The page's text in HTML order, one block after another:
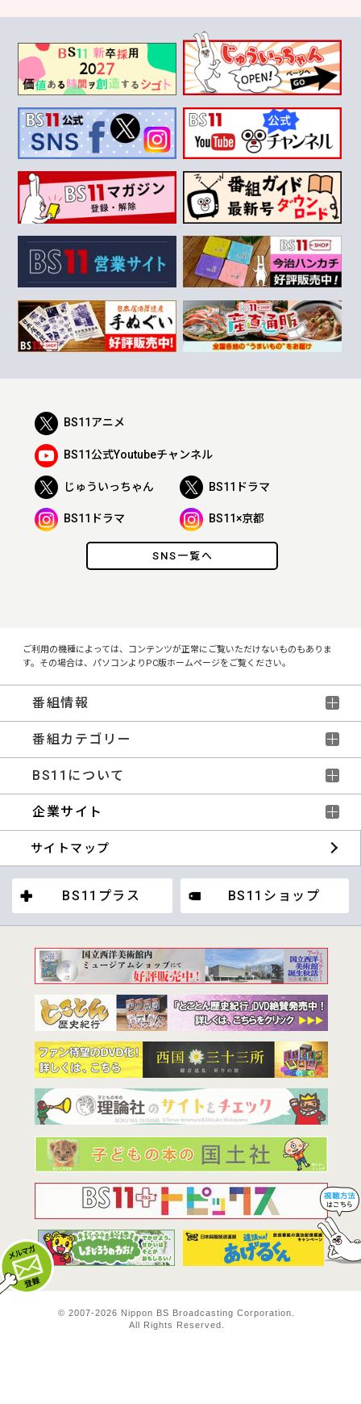
SNS一覧へ
BS11アニメ
BS11公式Youtubeチャンネル
じゅういっちゃん BS11ドラマ
BS11ドラマ BS11×京都
ご利用の機種によっては、コンテンツが正常にご覧いただけないものもありま
す。その場合は、パソコンよりPC版ホームページをご覧ください。
番組情報
番組カテゴリー
BS11について
企業サイト
サイトマップ
BS11プラス BS11ショップ
© 2007-2026 Nippon BS Broadcasting Corporation.
All Rights Reserved.